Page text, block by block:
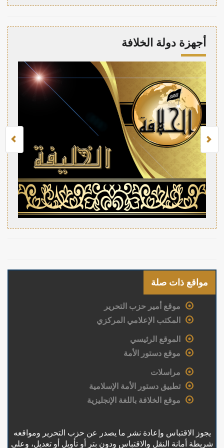
أجهزة دولة الخلافة
مواقع ذات صلة
موقع أمير حزب التحرير
المكتب الإعلامي المركزي
الموقع الرئيسي
موقع دستور الأمة
مراسلات
تطبيق دستور الأمة الإسلامية
موقع الخلافة باللغة الإنجليزية
يجوز الاقتباس وإعادة نشر ما يصدر عن حزب التحرير ومواقعه
شريطة أمانة النقل والاقتباس ودون بتر أو تأويل أو تعديل، وعلى